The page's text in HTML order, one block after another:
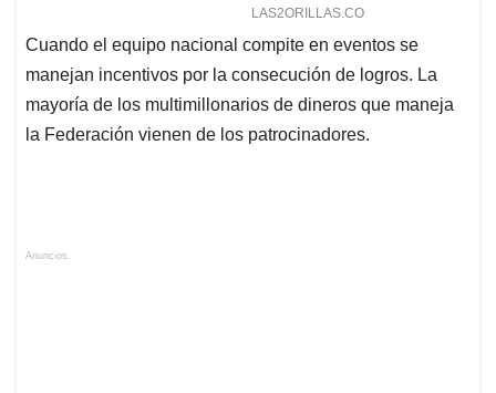
Cuando el equipo nacional compite en eventos se
manejan incentivos por la consecución de logros. La
mayoría de los multimillonarios de dineros que maneja
la Federación vienen de los patrocinadores.
Anuncios.